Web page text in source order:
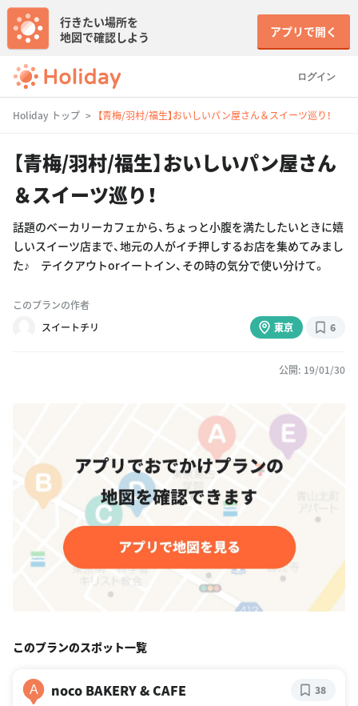
ログイン
行きたい場所を
地図で確認しよう
アプリで開く
Holiday トップ 【青梅/羽村/福生】おいしいパン屋さん＆スイーツ巡り！
【青梅/羽村/福生】おいしいパン屋さん
＆スイーツ巡り！
話題のベーカリーカフェから、ちょっと小腹を満たしたいときに嬉
しいスイーツ店まで、地元の人がイチ押しするお店を集めてみまし
た♪ テイクアウトorイートイン、その時の気分で使い分けて。
このプランの作者
スイートチリ
東京 6
公開: 19/01/30
このプランのスポット一覧
A noco BAKERY & CAFE 38